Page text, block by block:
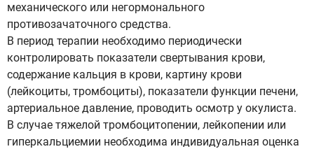
механического или негормонального
противозачаточного средства.
В период терапии необходимо периодически
контролировать показатели свертывания крови,
содержание кальция в крови, картину крови
(лейкоциты, тромбоциты), показатели функции печени,
артериальное давление, проводить осмотр у окулиста.
В случае тяжелой тромбоцитопении, лейкопении или
гиперкальциемии необходима индивидуальная оценка